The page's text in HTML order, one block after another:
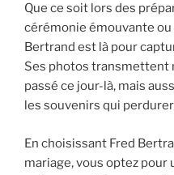
Que ce soit lors des
cérémonie émouvante ou
Bertrand est là pour
Ses photos transmettent
passé ce jour-là, mais
les souvenirs qui
En choisissant Fred
mariage, vous optez